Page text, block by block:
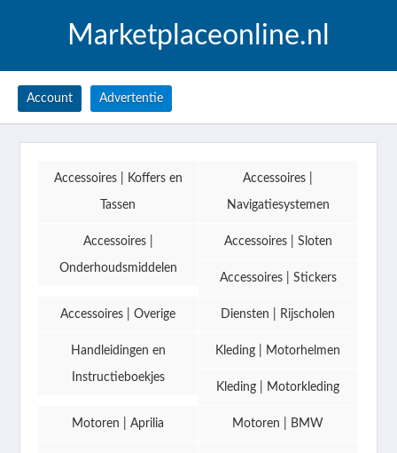
Marketplaceonline.nl
Account Advertentie
Accessoires | Koffers en
Tassen
Accessoires |
Navigatiesystemen
Accessoires |
Onderhoudsmiddelen
Accessoires | Sloten
Accessoires | Stickers
Accessoires | Overige Diensten | Rijscholen
Handleidingen en
Instructieboekjes
Kleding | Motorhelmen
Kleding | Motorkleding
Motoren | Aprilia Motoren | BMW